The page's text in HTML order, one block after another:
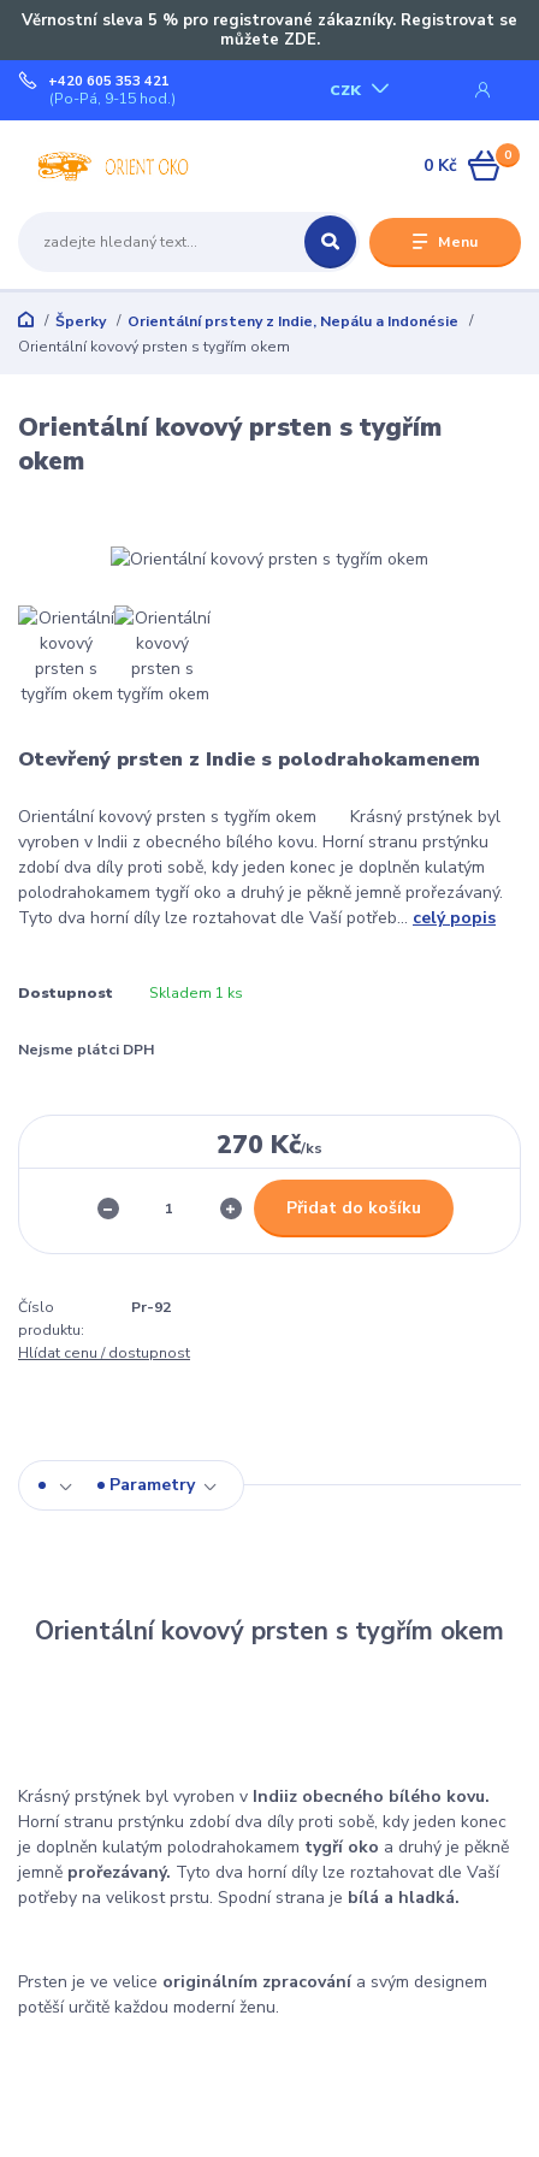
Věrnostní sleva 5 % pro registrované zákazníky. Registrovat se
můžete ZDE.
Menu
CZK
+420 605 353 421
(Po-Pá, 9-15 hod.)
0
0 Kč
Šperky
Orientální prsteny z Indie, Nepálu a Indonésie
Orientální kovový prsten s tygřím okem
Orientální kovový prsten s tygřím
okem
Otevřený prsten z Indie s polodrahokamenem
Orientální kovový prsten s tygřím okem Krásný prstýnek byl
vyroben v Indii z obecného bílého kovu. Horní stranu prstýnku
zdobí dva díly proti sobě, kdy jeden konec je doplněn kulatým
polodrahokamem tygří oko a druhý je pěkně jemně prořezávaný.
Tyto dva horní díly lze roztahovat dle Vaší potřeb... celý popis
Dostupnost Skladem 1 ks
Nejsme plátci DPH
270 Kč/ks
Přidat do košíku
Číslo
produktu:
Pr-92
Hlídat cenu / dostupnost
Parametry
Orientální kovový prsten s tygřím okem
Krásný prstýnek byl vyroben v Indiiz obecného bílého kovu.
Horní stranu prstýnku zdobí dva díly proti sobě, kdy jeden konec
je doplněn kulatým polodrahokamem tygří oko a druhý je pěkně
jemně prořezávaný. Tyto dva horní díly lze roztahovat dle Vaší
potřeby na velikost prstu. Spodní strana je bílá a hladká.
Prsten je ve velice originálním zpracovánía svým designem
potěší určitě každou moderní ženu.